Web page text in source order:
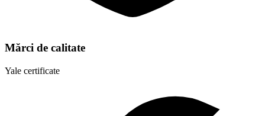
Mărci de calitate
Yale certificate